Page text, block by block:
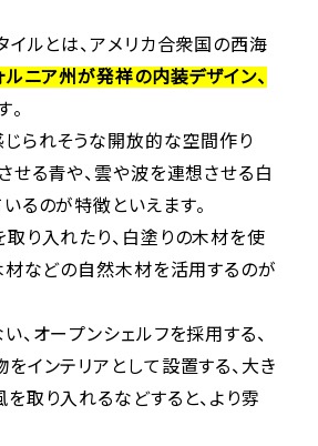
イルとは、アメリカ合衆国の西海
ルニア州が発祥の内装デザイン、
。
られそうな開放的な空間作り
せる青や、雲や波を連想させる白
るのが特徴といえます。
り入れたり、白塗りの木材を使
材などの自然木材を活用するのが
、オープンシェルフを採用する、
インテリアとして設置する、大き
取り入れるなどすると、より雰